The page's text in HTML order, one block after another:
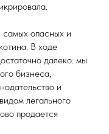
опасных и
В ходе
далеко: мы
бизнеса,
и
легального
продается